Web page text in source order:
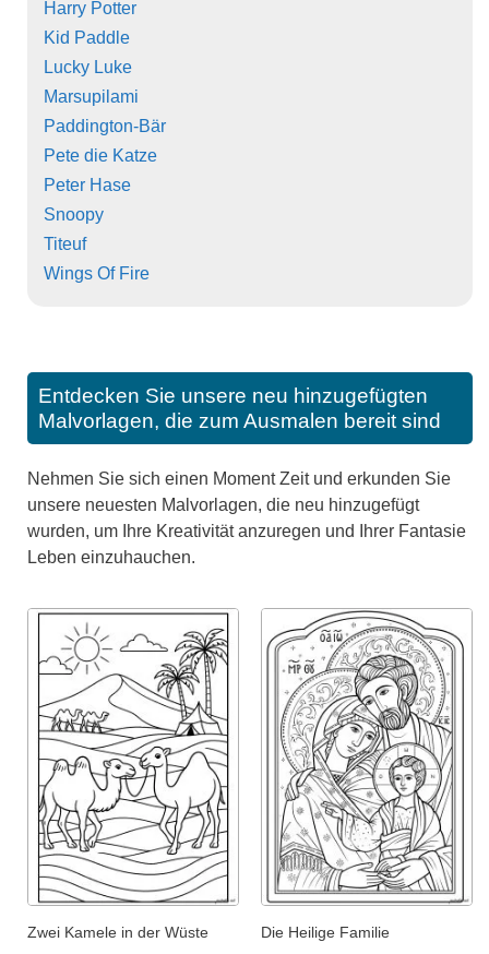
Harry Potter
Kid Paddle
Lucky Luke
Marsupilami
Paddington-Bär
Pete die Katze
Peter Hase
Snoopy
Titeuf
Wings Of Fire
Entdecken Sie unsere neu hinzugefügten
Malvorlagen, die zum Ausmalen bereit sind
Nehmen Sie sich einen Moment Zeit und erkunden Sie
unsere neuesten Malvorlagen, die neu hinzugefügt
wurden, um Ihre Kreativität anzuregen und Ihrer Fantasie
Leben einzuhauchen.
Zwei Kamele in der Wüste
Die Heilige Familie